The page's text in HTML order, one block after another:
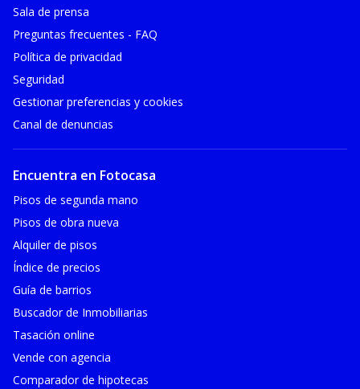
Sala de prensa
Preguntas frecuentes - FAQ
Política de privacidad
Seguridad
Gestionar preferencias y cookies
Canal de denuncias
Encuentra en Fotocasa
Pisos de segunda mano
Pisos de obra nueva
Alquiler de pisos
Índice de precios
Guía de barrios
Buscador de Inmobiliarias
Tasación online
Vende con agencia
Comparador de hipotecas